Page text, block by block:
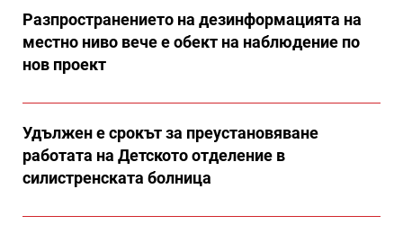
Разпространението на дезинформацията на
местно ниво вече е обект на наблюдение по
нов проект
Удължен е срокът за преустановяване
работата на Детското отделение в
силистренската болница